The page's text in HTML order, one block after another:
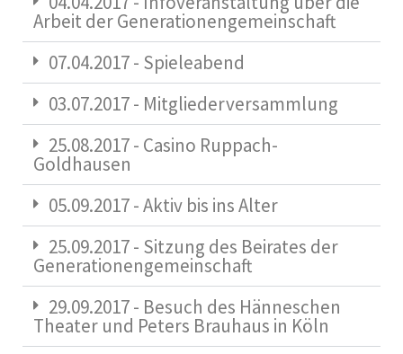
Arbeit der Generationengemeinschaft
07.04.2017 - Spieleabend
03.07.2017 - Mitgliederversammlung
25.08.2017 - Casino Ruppach-
Goldhausen
05.09.2017 - Aktiv bis ins Alter
25.09.2017 - Sitzung des Beirates der
Generationengemeinschaft
29.09.2017 - Besuch des Hänneschen
Theater und Peters Brauhaus in Köln